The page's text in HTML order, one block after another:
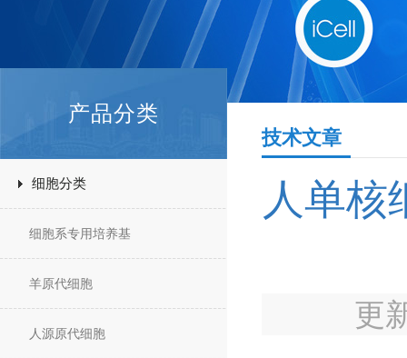
产品分类
细胞分类
细胞系专用培养基
羊原代细胞
人源原代细胞
技术文章
人单核
更